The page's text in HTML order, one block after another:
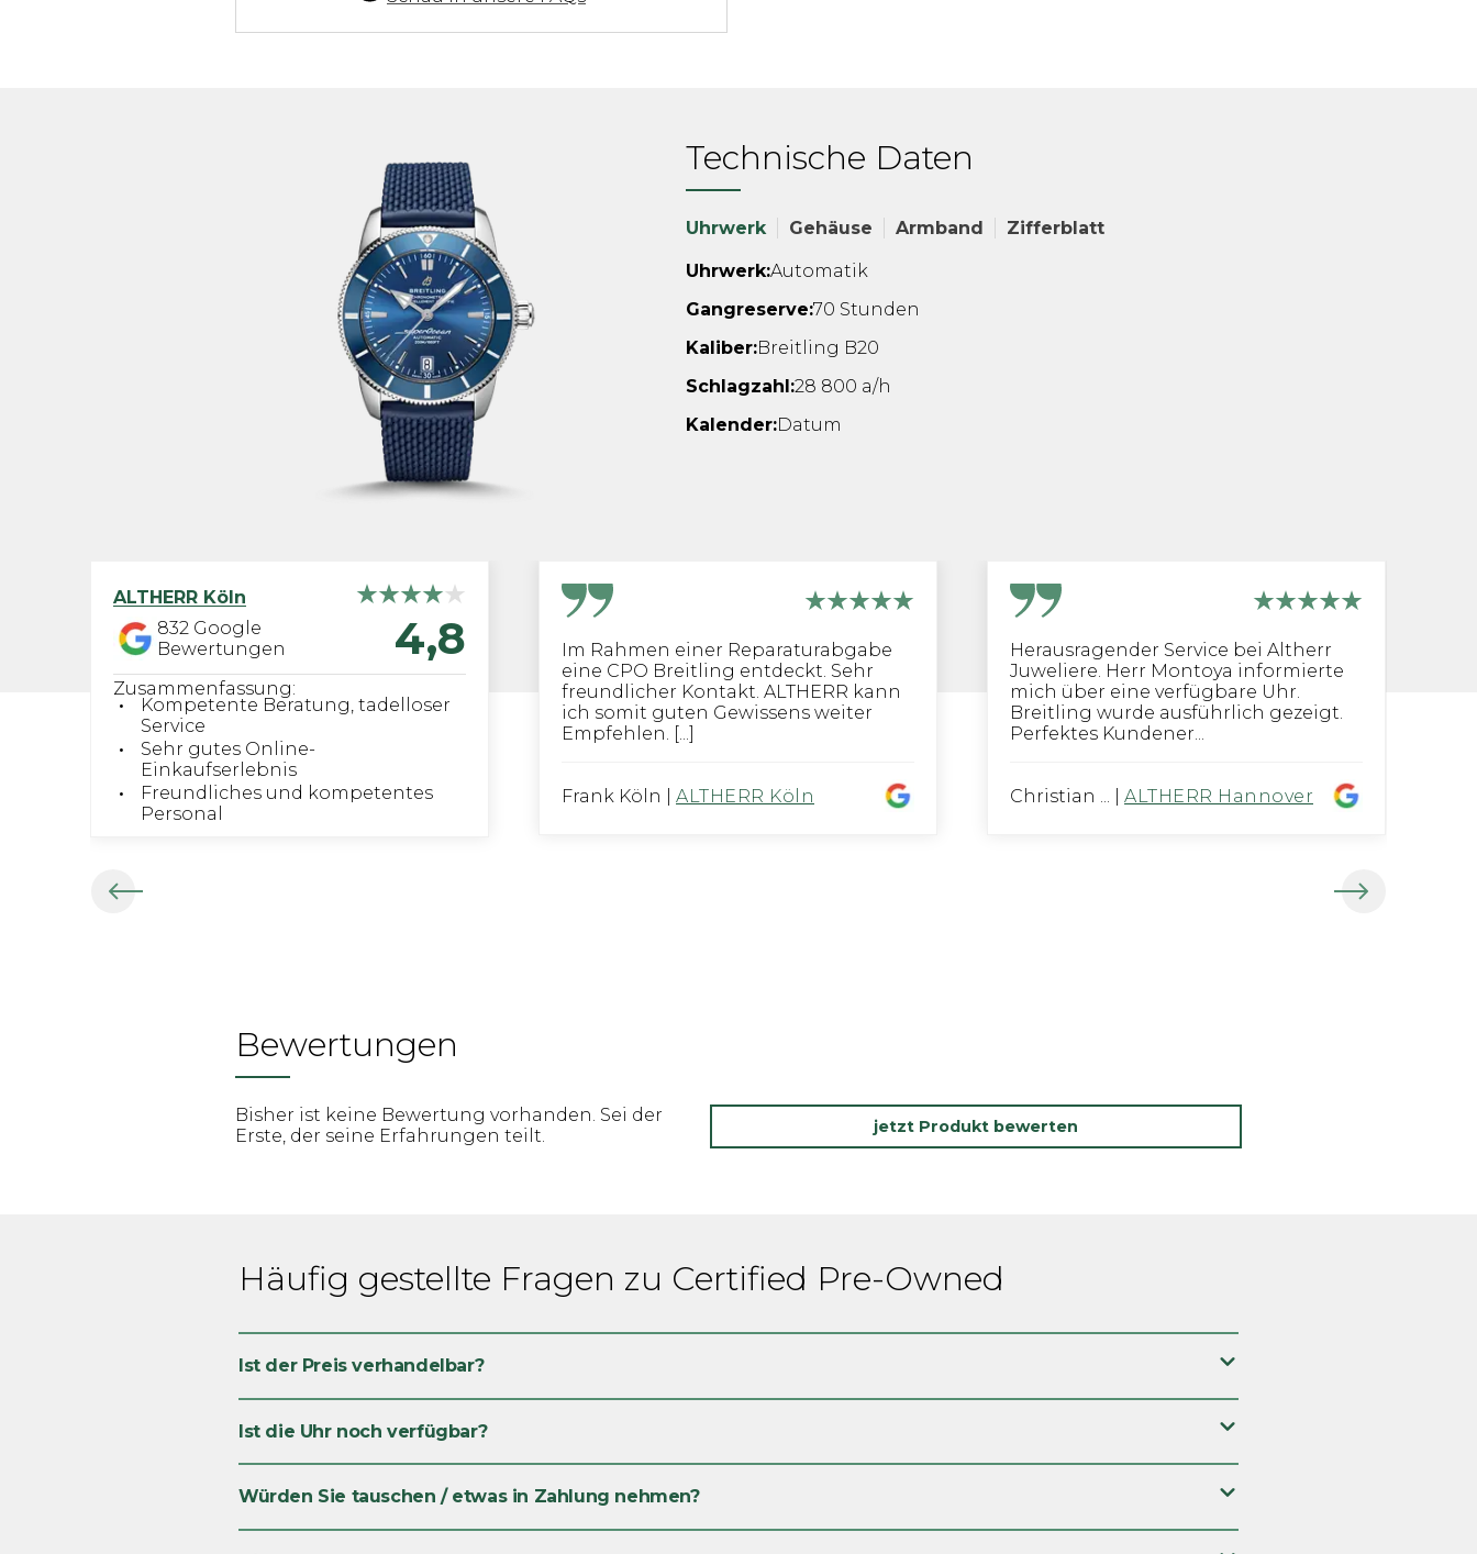
Technische Daten
Uhrwerk Gehäuse Armband Zifferblatt
Uhrwerk:Automatik
Gangreserve:70 Stunden
Kaliber:Breitling B20
Schlagzahl:28 800 a/h
Kalender:Datum
ALTHERR Köln
832 Google
Bewertungen
4,8
Zusammenfassung:
Kompetente Beratung, tadelloser
Service
Sehr gutes Online-
Einkaufserlebnis
Freundliches und kompetentes
Personal
Im Rahmen einer Reparaturabgabe
eine CPO Breitling entdeckt. Sehr
freundlicher Kontakt. ALTHERR kann
ich somit guten Gewissens weiter
Empfehlen. [...]
Frank Köln ALTHERR Köln
Herausragender Service bei Altherr
Juweliere. Herr Montoya informierte
mich über eine verfügbare Uhr.
Breitling wurde ausführlich gezeigt.
Perfektes Kundener...
Christian ... ALTHERR Hannover
Bewertungen
Bisher ist keine Bewertung vorhanden. Sei der
Erste, der seine Erfahrungen teilt.
jetzt Produkt bewerten
Häufig gestellte Fragen zu Certified Pre-Owned
Ist der Preis verhandelbar?
Ist die Uhr noch verfügbar?
Würden Sie tauschen / etwas in Zahlung nehmen?